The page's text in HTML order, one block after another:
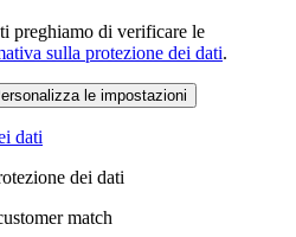
preghiamo di verificare le
sulla protezione dei dati.
le impostazioni
dati
dei dati
match